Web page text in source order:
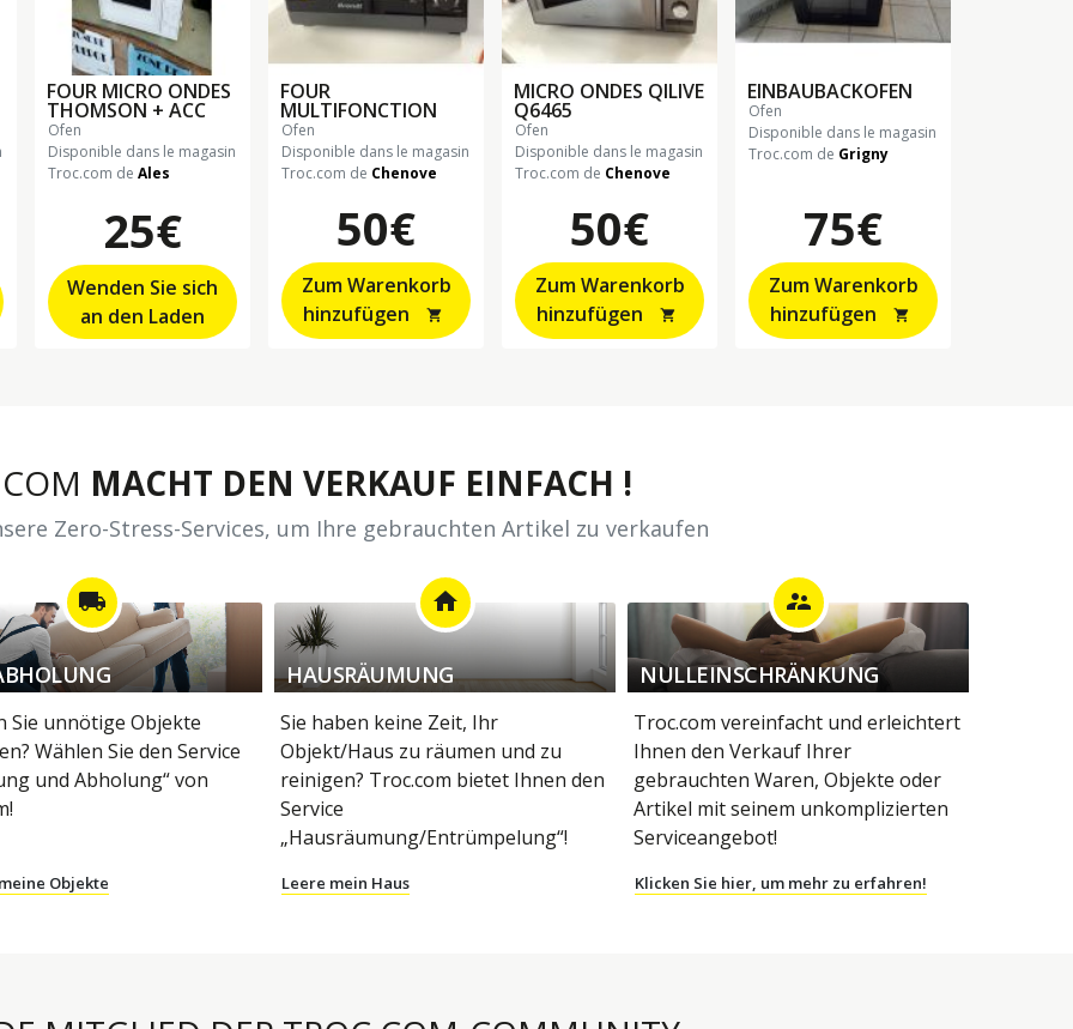
FOUR MICRO ONDES
THOMSON + ACC
ofen
Disponible dans le magasin
Troc.com de Ales
25€
Wenden Sie sich
an den Laden
FOUR
MULTIFONCTION
ofen
Disponible dans le magasin
Troc.com de Chenove
50€
Zum Warenkorb
hinzufügen
shopping_cart
MICRO ONDES QILIVE
Q6465
ofen
Disponible dans le magasin
Troc.com de Chenove
50€
Zum Warenkorb
hinzufügen
shopping_cart
EINBAUBACKOFEN
ofen
Disponible dans le magasin
Troc.com de Grigny
75€
Zum Warenkorb
hinzufügen
shopping_cart
MACHT DEN VERKAUF EINFACH !
Zero-Stress-Services, um Ihre gebrauchten Artikel zu verkaufen
local_shipping
Sie unnötige Objekte
Wählen Sie den Service
und Abholung“ von
Objekte
home
HAUSRÄUMUNG
Sie haben keine Zeit, Ihr
Objekt/Haus zu räumen und zu
reinigen? Troc.com bietet Ihnen den
Service
„Hausräumung/Entrümpelung“!
Leere mein Haus
supervisor_account
NULLEINSCHRÄNKUNG
Troc.com vereinfacht und erleichtert
Ihnen den Verkauf Ihrer
gebrauchten Waren, Objekte oder
Artikel mit seinem unkomplizierten
Serviceangebot!
Klicken Sie hier, um mehr zu erfahren!